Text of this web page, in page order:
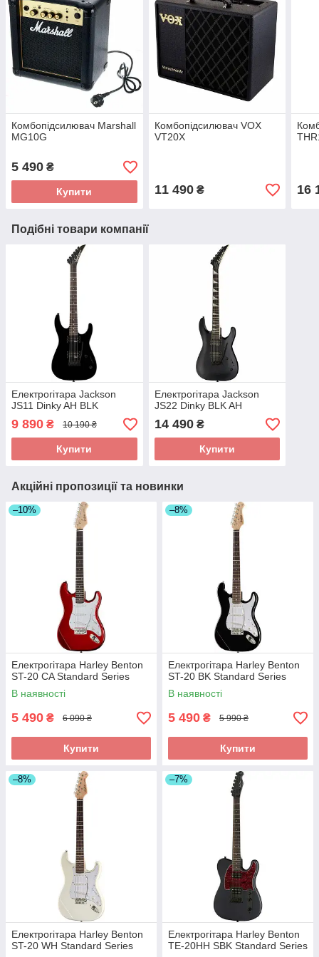
Комбопідсилювач Marshall
MG10G
5 490 ₴
Купити
Комбопідсилювач VOX
VT20X
11 490₴ 16
Подібні товари компанії
Електрогітара Jackson
JS11 Dinky AH BLK
9 890 ₴ 10 190 ₴
Купити
Електрогітара Jackson
JS22 Dinky BLK AH
14 490₴
Купити
Акційні пропозиції та новинки
–10%
Електрогітара Harley Benton
ST-20 CA Standard Series
В наявності
5 490 ₴ 6 090 ₴
Купити
–8%
Електрогітара Harley Benton
ST-20 BK Standard Series
В наявності
5 490 ₴ 5 990 ₴
Купити
–8%
Електрогітара Harley Benton
ST-20 WH Standard Series
–7%
Електрогітара Harley Benton
TE-20HH SBK Standard Series